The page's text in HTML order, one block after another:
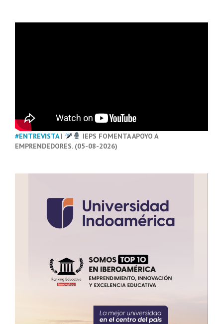
#ENTREVISTA|
IEPS FOMENTA APOYO A
EMPRENDEDORES. (05-08-2026)